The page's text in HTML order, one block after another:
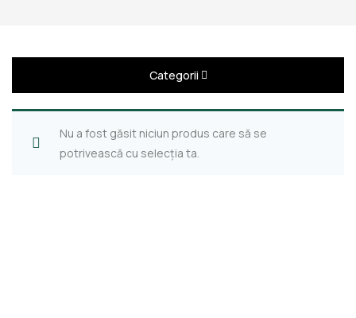
Categorii
Nu a fost găsit niciun produs care să se
potrivească cu selecția ta.